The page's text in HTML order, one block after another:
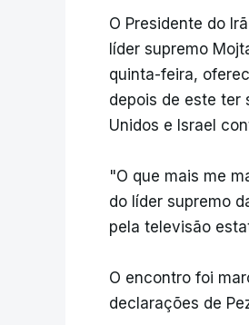
O Presidente do
líder supremo
quinta-feira,
depois de este ter
Unidos e Israel
"O que mais me
do líder supremo
pela televisão
O encontro foi
declarações de